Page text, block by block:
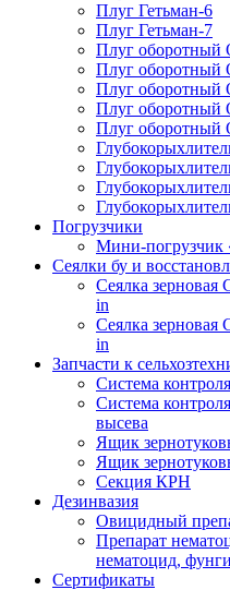
Плуг Гетьман-6
Плуг Гетьман-7
Плуг
Плуг
Плуг
Плуг
Плуг
Погрузчики
Мини-погрузчик
Сеялки бу и
Сеялка зерновая
in
Сеялка зерновая
in
Запчасти к
Система
Система
высева
Ящик
Ящик
Секция КРН
Дезинвазия
Овицидный
Препарат
нематоцид,
Сертификаты